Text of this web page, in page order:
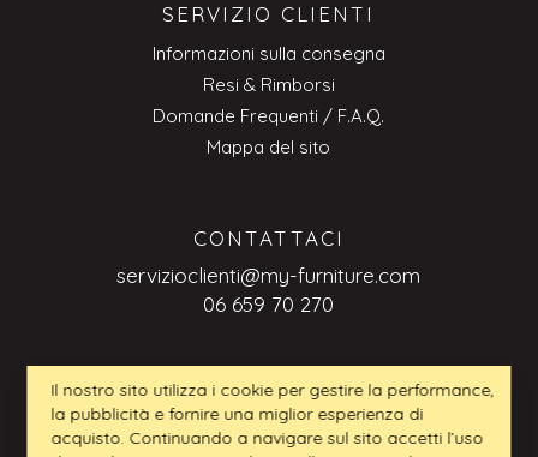
SERVIZIO CLIENTI
Informazioni sulla consegna
Resi & Rimborsi
Domande Frequenti / F.A.Q.
Mappa del sito
CONTATTACI
servizioclienti@my-furniture.com
06 659 70 270
RICHIESTE BUSINESS-TO-BUSINESS
servizioclienti@my-furniture.com
Il nostro sito utilizza i cookie per gestire la performance,
la pubblicità e fornire una miglior esperienza di
acquisto. Continuando a navigare sul sito accetti l’uso